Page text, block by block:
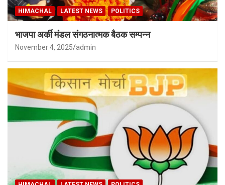
HIMACHAL LATEST NEWS POLITICS
भाजपा अर्की मंडल संगठनात्मक बैठक सम्पन्न
November 4, 2025 admin